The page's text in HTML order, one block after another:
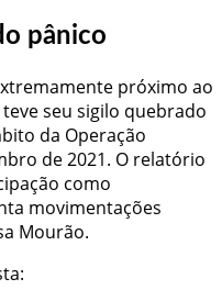
pânico
próximo ao
seu sigilo quebrado
da Operação
de 2021. O relatório
como
movimentações
Mourão.